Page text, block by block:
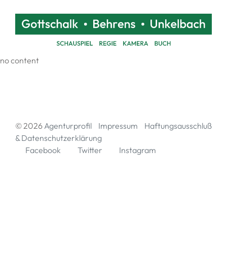
no content
© 2026Agenturprofil Impressum
Haftungsausschluß
& Datenschutzerklärung
Facebook
Twitter Instagram